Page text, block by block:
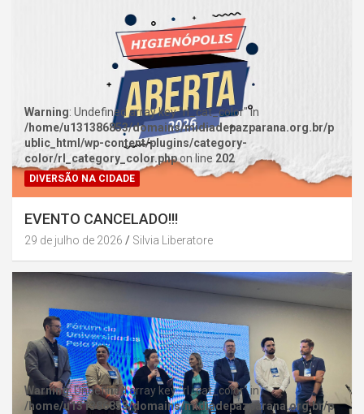
Warning: Undefined array key "rl_cat_color" in
/home/u131386853/domains/midiadepazparana.org.br/p
ublic_html/wp-content/plugins/category-
color/rl_category_color.phpon line 202
DIVERSÃO NA CIDADE
EVENTO CANCELADO!!!
29 de julho de 2026 Silvia Liberatore
Warning: Undefined array key "rl_cat_color" in
/home/u131386853/domains/midiadepazparana.org.br/p